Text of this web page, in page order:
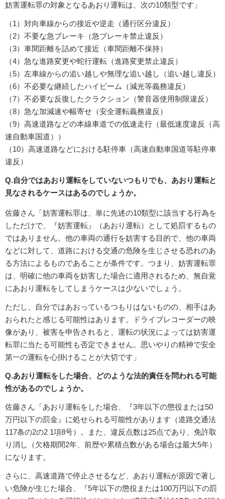
妨害運転罪の対象となるあおり運転は、次の10類型です」
（1）対向車線からの接近や逆走（通行区分違反）
（2）不要な急ブレーキ（急ブレーキ禁止違反）
（3）車間距離を詰めて接近（車間距離不保持）
（4）急な進路変更や蛇行運転（進路変更禁止違反）
（5）左車線からの追い越しや無理な追い越し（追い越し違反）
（6）不必要な継続したハイビーム（減光等義務違反）
（7）不必要な反復したクラクション（警音器使用制限違反）
（8）急な加減速や幅寄せ（安全運転義務違反）
（9）高速道路などの本線車道での低速走行（最低速度違反（高
速自動車国道））
（10）高速道路などにおける駐停車（高速自動車国道等駐停車
違反）
Q.自分ではあおり運転をしていないつもりでも、あおり運転と
見なされるケースはあるのでしょうか。
佐藤さん「妨害運転罪は、単に先述の10類型に該当する行為を
しただけで、『妨害運転』（あおり運転）として処罰するもの
ではありません。他の車両の通行を妨害する目的で、他の車両
などに対して、道路における交通の危険を生じさせる恐れのあ
る方法によるものであることが条件です。つまり、妨害運転罪
は、明確に他の車両を妨害した場合に適用されるため、無自覚
にあおり運転をしてしまうケースは少ないでしょう。
ただし、自分ではあおっているつもりはないものの、相手はあ
おられたと感じる可能性はあります。ドライブレコーダーの映
像があり、被害を申告されると、運転の状況によっては妨害運
転罪に当たる可能性も否定できません。思いやりの精神で安全
第一の運転を心掛けることが大切です」
Q.あおり運転をした場合、どのような法的責任を問われる可能
性があるのでしょうか。
佐藤さん「あおり運転をした場合、『3年以下の懲役または50
万円以下の罰金』に処せられる可能性があります（道路交通法
117条の2の2 1項8号）。また、違反点数は25点であり、免許取
り消し（欠格期間2年、前歴や累積点数がある場合は最大5年）
になります。
さらに、高速道路で停止させるなど、あおり運転が原因で著し
い危険が生じた場合、『5年以下の懲役または100万円以下の罰